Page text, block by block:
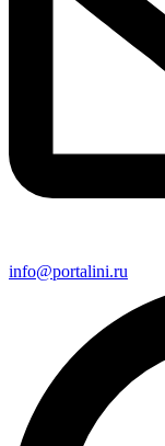
info@portalini.ru